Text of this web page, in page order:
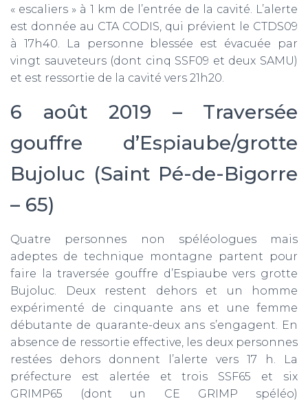
« escaliers » à 1 km de l’entrée de la cavité. L’alerte
est donnée au CTA CODIS, qui prévient le CTDS09
à 17h40. La personne blessée est évacuée par
vingt sauveteurs (dont cinq SSF09 et deux SAMU)
et est ressortie de la cavité vers 21h20.
6 août 2019 – Traversée
gouffre d’Espiaube/grotte
Bujoluc (Saint Pé-de-Bigorre
– 65)
Quatre personnes non spéléologues mais
adeptes de technique montagne partent pour
faire la traversée gouffre d’Espiaube vers grotte
Bujoluc. Deux restent dehors et un homme
expérimenté de cinquante ans et une femme
débutante de quarante-deux ans s’engagent. En
absence de ressortie effective, les deux personnes
restées dehors donnent l’alerte vers 17 h. La
préfecture est alertée et trois SSF65 et six
GRIMP65 (dont un CE GRIMP spéléo)